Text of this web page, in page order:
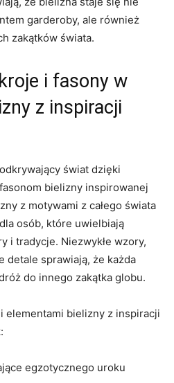
⁤garderoby, ale również
zakątków ‍świata.
⁢i⁤ fasony w‌
z inspiracji
świat dzięki
bielizny inspirowanej
z motywami z całego świata
‌osób, ⁢które uwielbiają
i tradycje.⁢ Niezwykłe wzory,
‍detale ‍sprawiają, ‌że‌ każda
do innego zakątka globu.
elementami ⁣bielizny z ‍inspiracji
egzotycznego uroku